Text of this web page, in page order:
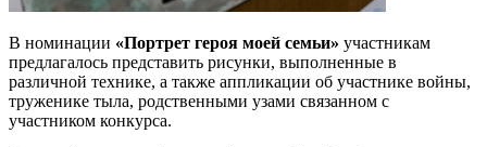
В номинации «Портрет героя моей семьи» участникам
предлагалось представить рисунки, выполненные в
различной технике, а также аппликации об участнике войны,
труженике тыла, родственными узами связанном с
участником конкурса.